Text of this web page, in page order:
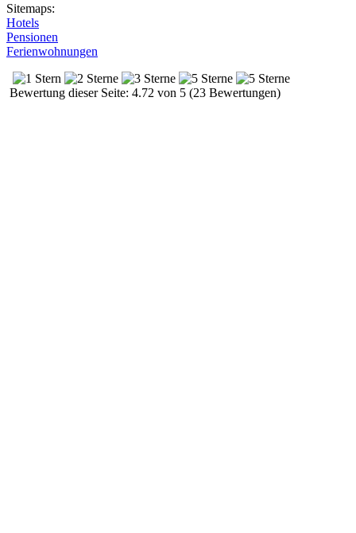
Sitemaps:
Hotels
Pensionen
Ferienwohnungen
Bewertung dieser Seite: 4.72 von 5 (23 Bewertungen)